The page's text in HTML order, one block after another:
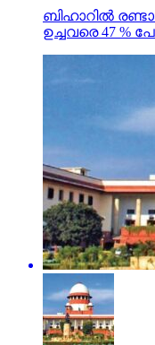
ബിഹാറിൽ
ഉച്ചവരെ 47 %